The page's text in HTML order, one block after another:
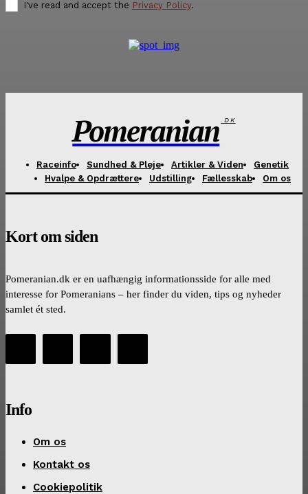
I've read and accept the Privacy Policy.
Pomeranian .DK
Raceinfo Sundhed & Pleje Artikler & Viden
Genetik
Hvalpe & Opdrættere
Udstilling Fællesskab Om os
Kort om siden
Pomeranian.dk er en uafhængig informationsside for alle med
interesse for Pomeranians – her finder du viden, tips og nyheder
samlet ét sted.
Info
Om os
Kontakt os
Cookiepolitik